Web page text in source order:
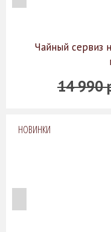
Чайный сервиз
14 990
НОВИНКИ